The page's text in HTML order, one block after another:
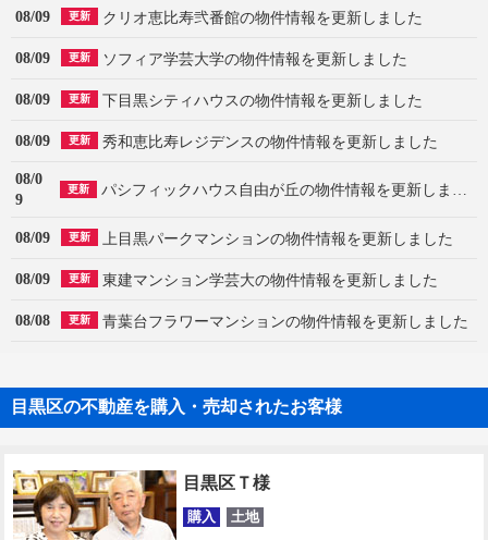
08/09 更新 クリオ恵比寿弐番館の物件情報を更新しました
08/09 更新 ソフィア学芸大学の物件情報を更新しました
08/09 更新 下目黒シティハウスの物件情報を更新しました
08/09 更新 秀和恵比寿レジデンスの物件情報を更新しました
08/0
9
更新 パシフィックハウス自由が丘の物件情報を更新しました
08/09 更新 上目黒パークマンションの物件情報を更新しました
08/09 更新 東建マンション学芸大の物件情報を更新しました
08/08 更新 青葉台フラワーマンションの物件情報を更新しました
目黒区の不動産を購入・売却されたお客様
目黒区Ｔ様
購入 土地